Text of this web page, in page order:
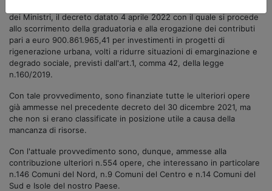
dei Ministri, il decreto datato 4 aprile 2022 con il quale si procede
allo scorrimento della graduatoria e alla erogazione dei contributi
pari a euro 900.861.965,41 per investimenti in progetti di
rigenerazione urbana, volti a ridurre situazioni di emarginazione e
degrado sociale, previsti dall'art.1, comma 42, della legge
n.160/2019.
Con tale provvedimento, sono finanziate tutte le ulteriori opere
già ammesse nel precedente decreto del 30 dicembre 2021, ma
che non si erano classificate in posizione utile a causa della
mancanza di risorse.
Con l'attuale provvedimento sono, dunque, ammesse alla
contribuzione ulteriori n.554 opere, che interessano in particolare
n.146 Comuni del Nord, n.9 Comuni del Centro e n.14 Comuni del
Sud e Isole del nostro Paese.